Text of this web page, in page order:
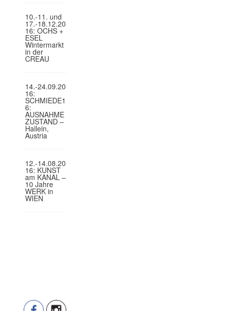
10.-11. und
17.-18.12.20
16: OCHS +
ESEL
Wintermarkt
in der
CREAU
14.-24.09.20
16:
SCHMIEDE1
6:
AUSNAHME
ZUSTAND –
Hallein,
Austria
12.-14.08.20
16: KUNST
am KANAL –
10 Jahre
WERK in
WIEN